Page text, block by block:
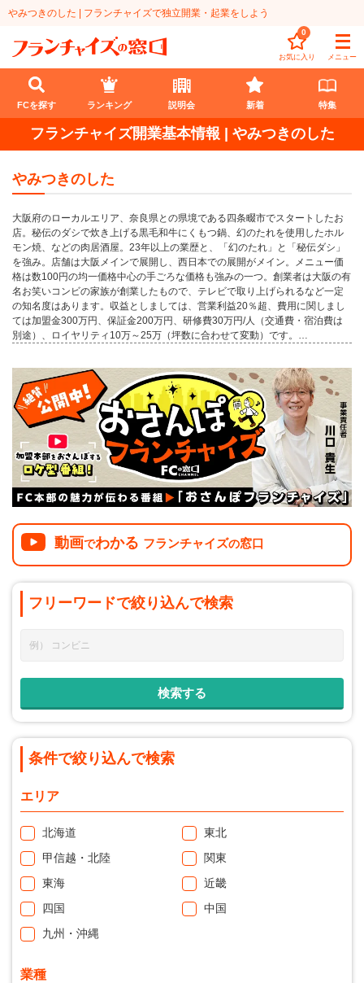
やみつきのした | フランチャイズで独立開業・起業をしよう
お気に入り
0
メニュー
FCを探す
業種
代理店業
教育・保育業
飲食・菓子業
サービス業
小売業
介護・福祉業
美容・健康業
海外FC本部
開業資金
1円〜100万円
101万円～300万円
301万円～500万円
1001万円以上
エリア
北海道
東北
関東
東海
近畿
四国
中国
九州・沖縄
ランキング
総合ランキング
介護
塾
飲食
リペアクリーニング
100万以下で開業
夫婦で開業
法人様オススメ
副業・サイドビジネス
週間ランキング
説明会
イベント
お役立ち情報コラム
会員登録 ログイン
FCを探す ランキング 説明会 新着 特集
フランチャイズ開業基本情報 | やみつきのした
やみつきのした
大阪府のローカルエリア、奈良県との県境である四条畷市でスタートしたお
店。秘伝のダシで炊き上げる黒毛和牛にくもつ鍋、幻のたれを使用したホル
モン焼、などの肉居酒屋。23年以上の業歴と、「幻のたれ」と「秘伝ダシ」
を強み。店舗は大阪メインで展開し、西日本での展開がメイン。メニュー価
格は数100円の均一価格中心の手ごろな価格も強みの一つ。創業者は大阪の有
名お笑いコンビの家族が創業したもので、テレビで取り上げられるなど一定
の知名度はあります。収益としましては、営業利益20％超、費用に関しまし
ては加盟金300万円、保証金200万円、研修費30万円/人（交通費・宿泊費は
別途）、ロイヤリティ10万～25万（坪数に合わせて変動）です。…
動画でわかる フランチャイズの窓口
フリーワードで絞り込んで検索
条件で絞り込んで検索
エリア
北海道
東北
甲信越・北陸
関東
東海
近畿
四国
中国
九州・沖縄
業種